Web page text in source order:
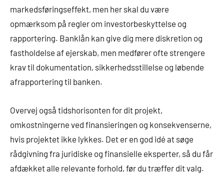
markedsføringseffekt, men her skal du være
opmærksom på regler om investorbeskyttelse og
rapportering. Banklån kan give dig mere diskretion og
fastholdelse af ejerskab, men medfører ofte strengere
krav til dokumentation, sikkerhedsstillelse og løbende
afrapportering til banken.
Overvej også tidshorisonten for dit projekt,
omkostningerne ved finansieringen og konsekvenserne,
hvis projektet ikke lykkes. Det er en god idé at søge
rådgivning fra juridiske og finansielle eksperter, så du får
afdækket alle relevante forhold, før du træffer dit valg.